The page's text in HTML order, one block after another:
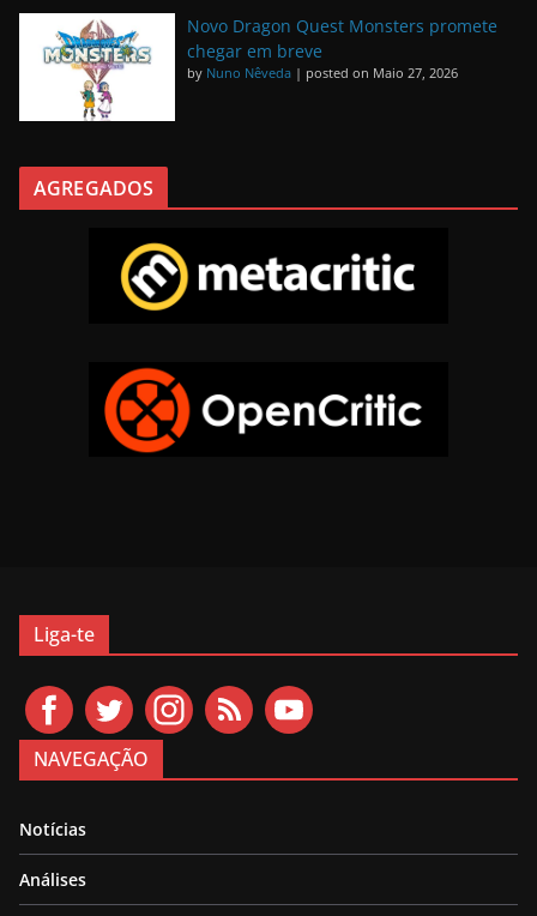
Novo Dragon Quest Monsters promete
chegar em breve
by Nuno Nêveda | posted on Maio 27, 2026
AGREGADOS
Liga-te
NAVEGAÇÃO
Notícias
Análises